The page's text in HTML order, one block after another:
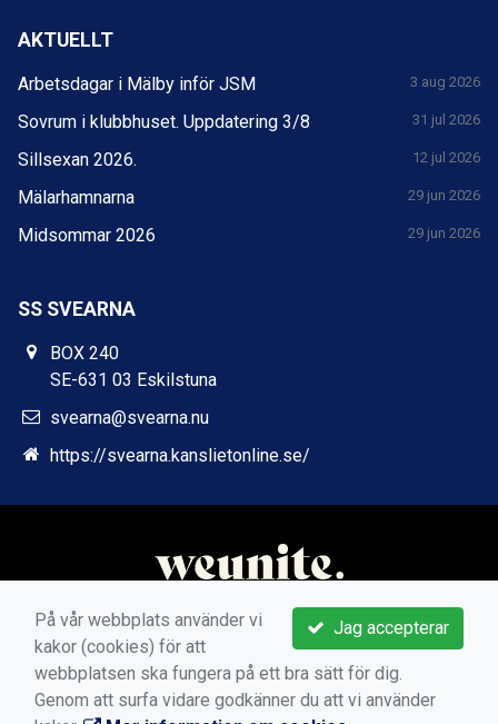
AKTUELLT
Arbetsdagar i Mälby inför JSM 3 aug 2026
Sovrum i klubbhuset. Uppdatering 3/8 31 jul 2026
Sillsexan 2026. 12 jul 2026
Mälarhamnarna 29 jun 2026
Midsommar 2026 29 jun 2026
SS SVEARNA
BOX 240
SE-631 03 Eskilstuna
svearna@svearna.nu
https://svearna.kanslietonline.se/
Jag accepterar
På vår webbplats använder vi
kakor (cookies) för att
webbplatsen ska fungera på ett bra sätt för dig.
Genom att surfa vidare godkänner du att vi använder